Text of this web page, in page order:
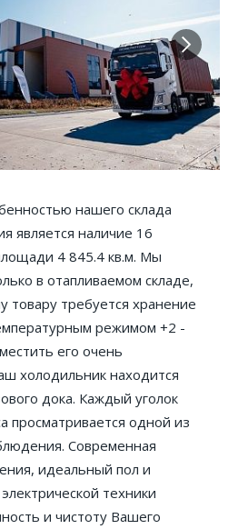
на оказание услуг
договор ТС
СВХ и ТС
хранения
РБ
СОХ
для оформления импорта
для оформления ЭПИ
контроль
нашего склада
является наличие 16
4 845.4 кв.м. Мы
в отапливаемом складе,
товару требуется хранение
режимом +2 -
его очень
холодильник находится
дока. Каждый уголок
просматривается одной из
Современная
идеальный пол и
техники
и чистоту Вашего